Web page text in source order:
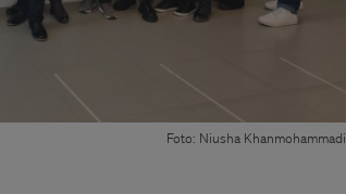
Foto: Niusha Khanmohammadi